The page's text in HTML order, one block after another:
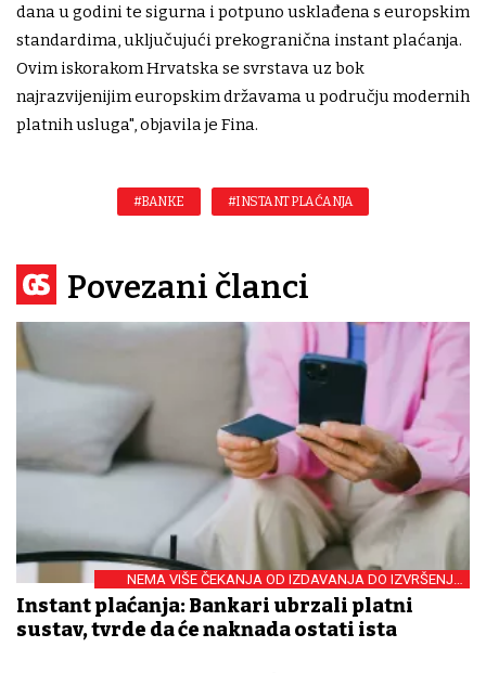
dana u godini te sigurna i potpuno usklađena s europskim
standardima, uključujući prekogranična instant plaćanja.
Ovim iskorakom Hrvatska se svrstava uz bok
najrazvijenijim europskim državama u području modernih
platnih usluga", objavila je Fina.
#BANKE #INSTANT PLAĆANJA
Povezani članci
NEMA VIŠE ČEKANJA OD IZDAVANJA DO IZVRŠENJA
NALOGA
Instant plaćanja: Bankari ubrzali platni
sustav, tvrde da će naknada ostati ista